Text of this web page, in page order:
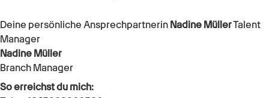
Deine persönliche Ansprechpartnerin Nadine MüllerTalent
Manager
Nadine Müller
Branch Manager
So erreichst du mich: